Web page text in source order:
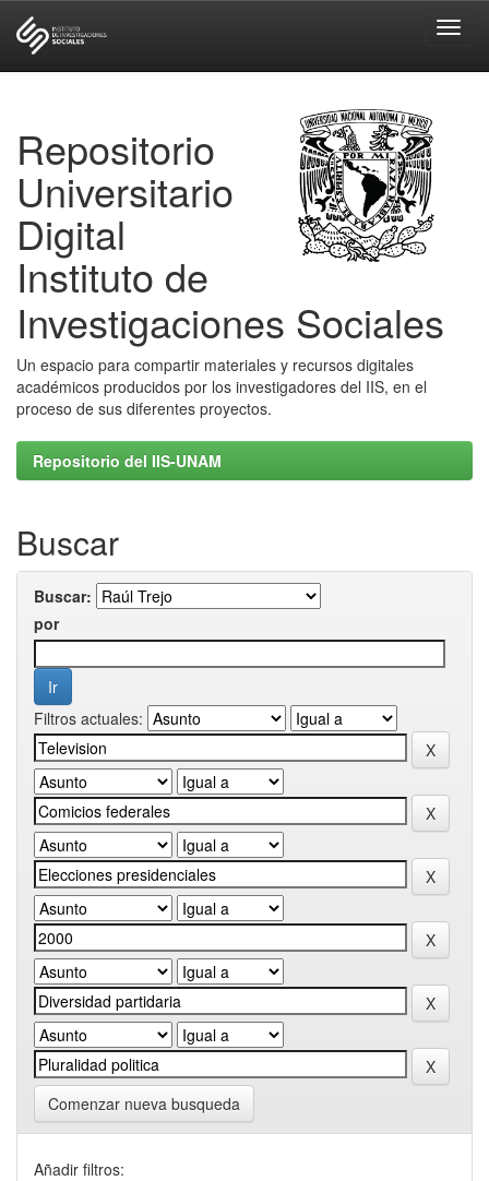
Repositorio
Universitario
Digital
Instituto de
Investigaciones Sociales
Un espacio para compartir materiales y recursos digitales
académicos producidos por los investigadores del IIS, en el
proceso de sus diferentes proyectos.
Repositorio del IIS-UNAM
Buscar
Buscar:
por
Filtros actuales:
Comenzar nueva busqueda
Añadir filtros: